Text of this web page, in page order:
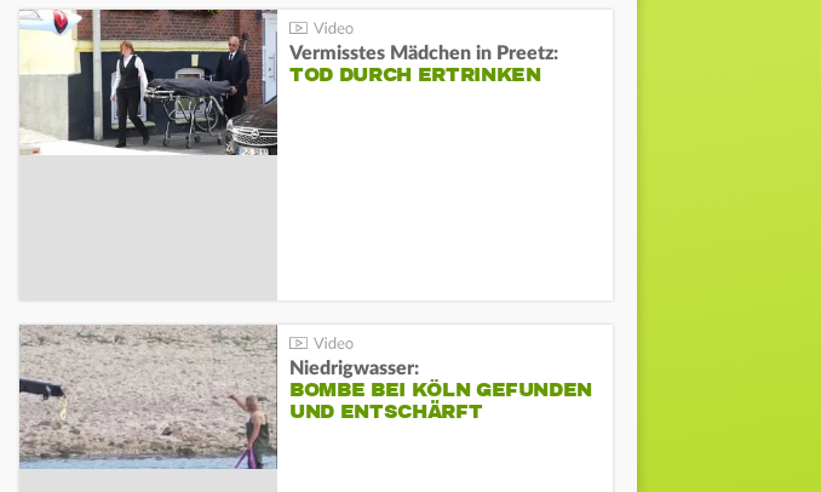
Vermisstes Mädchen in Preetz:
TOD DURCH ERTRINKEN
Niedrigwasser:
BOMBE BEI KÖLN GEFUNDEN
UND ENTSCHÄRFT